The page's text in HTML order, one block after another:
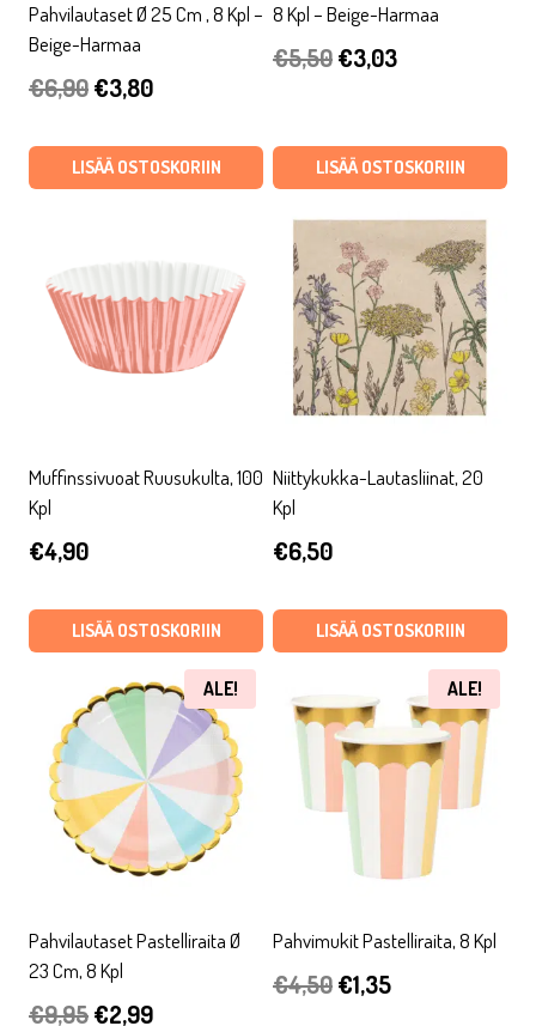
Pahvilautaset Ø 25 Cm , 8 Kpl –
Beige-Harmaa
€6,90Alkuperäinen
oli:
€3,80Nykyinen
on:
LISÄÄ OSTOSKORIIN
8 Kpl – Beige-Harmaa
€5,50Alkuperäinen
€5,50.
€3,03Nykyinen
€3,03.
LISÄÄ OSTOSKORIIN
Muffinssivuoat Ruusukulta, 100
Kpl
€4,90
LISÄÄ OSTOSKORIIN
Niittykukka-Lautasliinat, 20
Kpl
€6,50
LISÄÄ OSTOSKORIIN
ALE!
Pahvilautaset Pastelliraita Ø
23 Cm, 8 Kpl
€9,95Alkuperäinen
€2,99Nykyinen
ALE!
Pahvimukit Pastelliraita, 8 Kpl
€4,50Alkuperäinen
€1,35Nykyinen